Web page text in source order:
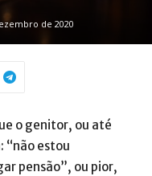
de 2020
o genitor, ou até
“não estou
pensão”, ou pior,